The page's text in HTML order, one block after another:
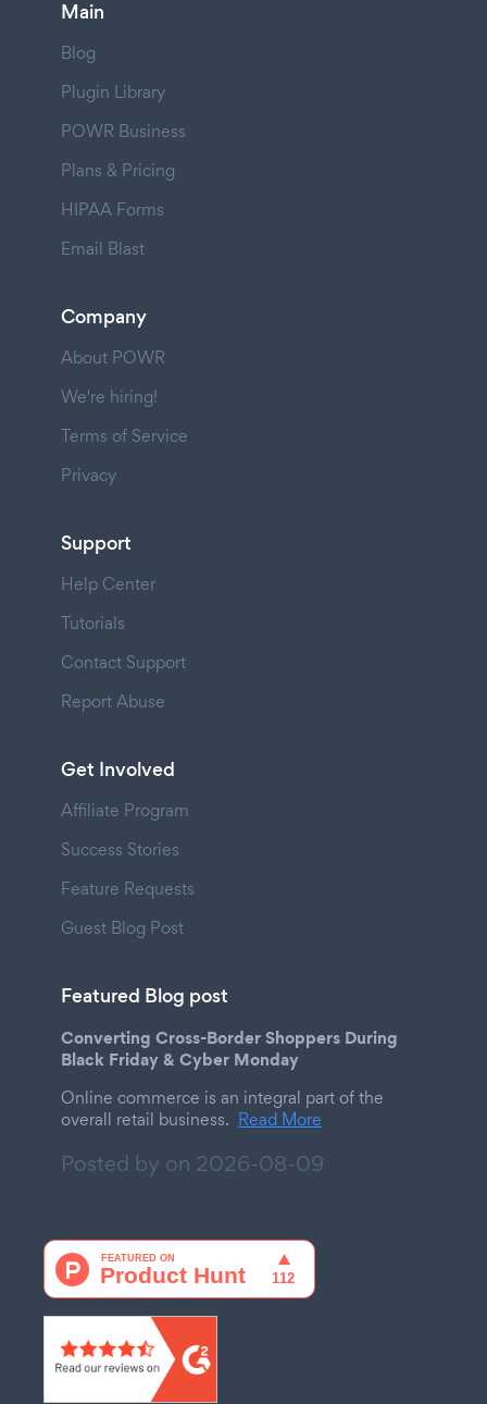
Main
Blog
Plugin Library
POWR Business
Plans & Pricing
HIPAA Forms
Email Blast
Company
About POWR
We're hiring!
Terms of Service
Privacy
Support
Help Center
Tutorials
Contact Support
Report Abuse
Get Involved
Affiliate Program
Success Stories
Feature Requests
Guest Blog Post
Featured Blog post
Converting Cross-Border Shoppers During
Black Friday & Cyber Monday
Online commerce is an integral part of the
overall retail business. Read More
Posted by on 2026-08-09